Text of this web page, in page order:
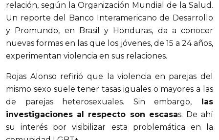
relación, según la Organización Mundial de la Salud.
Un reporte del Banco Interamericano de Desarrollo
y Promundo, en Brasil y Honduras, da a conocer
nuevas formas en las que los jóvenes, de 15 a 24 años,
experimentan violencia en sus relaciones.
Rojas Alonso refirió que la violencia en parejas del
mismo sexo suele tener tasas iguales o mayores a las
de parejas heterosexuales. Sin embargo, las
investigaciones al respecto son escasas. De ahí
su interés por visibilizar esta problemática en la